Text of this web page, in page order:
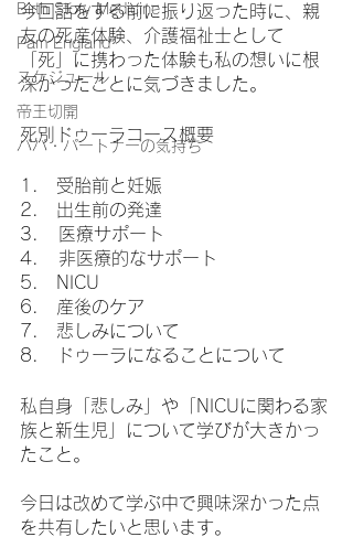
Birth Story Medicine
Pam England
スケジュール
帝王切開
パパ・パートナーの気持ち
今回話をする前に振り返った時に、親
友の死産体験、介護福祉士として
「死」に携わった体験も私の想いに根
深かったことに気づきました。
死別ドゥーラコース概要
1.　受胎前と妊娠
2.　出生前の発達
3.   医療サポート
4.   非医療的なサポート
5.　NICU
6.　産後のケア
7.　悲しみについて
8.　ドゥーラになることについて
私自身「悲しみ」や「NICUに関わる家
族と新生児」について学びが大きかっ
たこと。
今日は改めて学ぶ中で興味深かった点
を共有したいと思います。